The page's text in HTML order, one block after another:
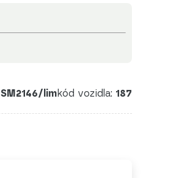
SM2146/limkód vozidla: 187